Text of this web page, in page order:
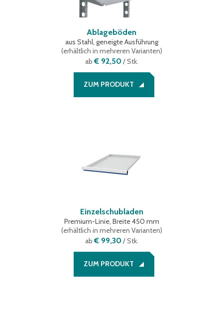
Ablageböden
aus Stahl, geneigte Ausführung
(erhältlich in mehreren Varianten)
ab€ 92,50 / Stk.
ZUM PRODUKT
Einzelschubladen
Premium-Linie, Breite 450 mm
(erhältlich in mehreren Varianten)
ab€ 99,30 / Stk.
ZUM PRODUKT